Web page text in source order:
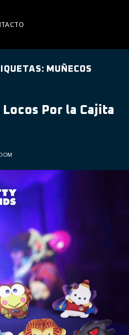
MUÑECOS
Por la Cajita